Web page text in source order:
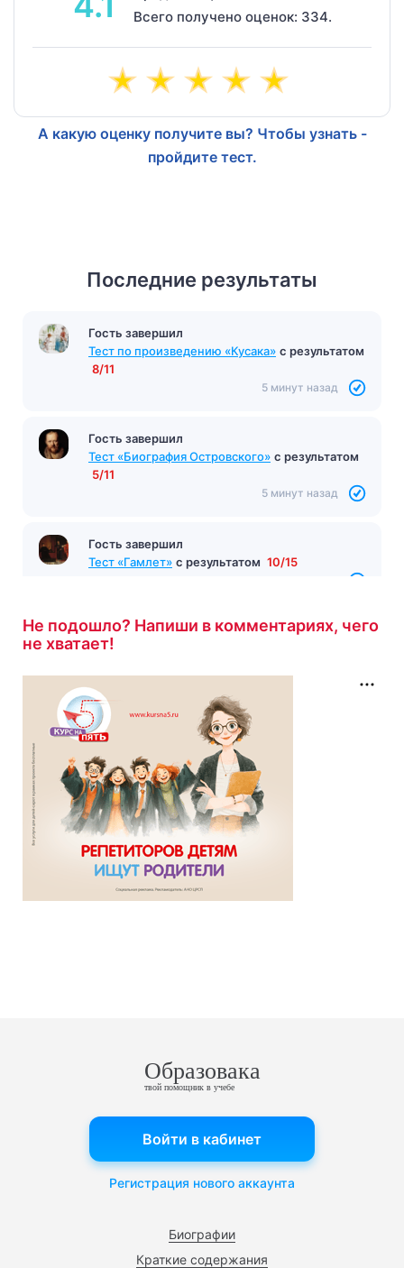
Всего получено оценок: 334.
А какую оценку получите вы? Чтобы узнать -
пройдите тест.
Последние результаты
Гость завершил
Тест по произведению «Кусака» с результатом
8/11
5 минут назад
Гость завершил
Тест «Биография Островского» с результатом
5/11
5 минут назад
Гость завершил
Тест «Гамлет» с результатом 10/15
Не подошло? Напиши в комментариях, чего
не хватает!
Образовака
твой помощник в учебе
Биографии
Краткие содержания
Войти в кабинет
Регистрация нового аккаунта